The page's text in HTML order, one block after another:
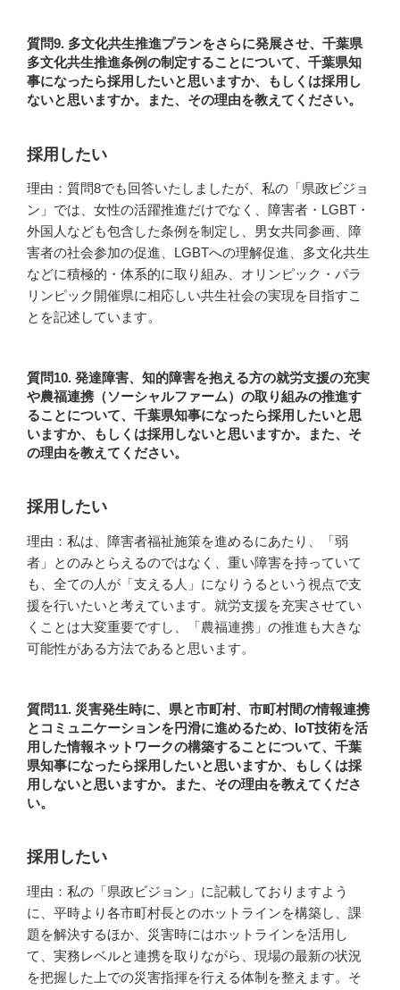
質問9. 多文化共生推進プランをさらに発展させ、千葉県
多文化共生推進条例の制定することについて、千葉県知
事になったら採用したいと思いますか、もしくは採用し
ないと思いますか。また、その理由を教えてください。
採用したい
理由：質問8でも回答いたしましたが、私の「県政ビジョ
ン」では、女性の活躍推進だけでなく、障害者・LGBT・
外国人なども包含した条例を制定し、男女共同参画、障
害者の社会参加の促進、LGBTへの理解促進、多文化共生
などに積極的・体系的に取り組み、オリンピック・パラ
リンピック開催県に相応しい共生社会の実現を目指すこ
とを記述しています。
質問10. 発達障害、知的障害を抱える方の就労支援の充実
や農福連携（ソーシャルファーム）の取り組みの推進す
ることについて、千葉県知事になったら採用したいと思
いますか、もしくは採用しないと思いますか。また、そ
の理由を教えてください。
採用したい
理由：私は、障害者福祉施策を進めるにあたり、「弱
者」とのみとらえるのではなく、重い障害を持っていて
も、全ての人が「支える人」になりうるという視点で支
援を行いたいと考えています。就労支援を充実させてい
くことは大変重要ですし、「農福連携」の推進も大きな
可能性がある方法であると思います。
質問11. 災害発生時に、県と市町村、市町村間の情報連携
とコミュニケーションを円滑に進めるため、IoT技術を活
用した情報ネットワークの構築することについて、千葉
県知事になったら採用したいと思いますか、もしくは採
用しないと思いますか。また、その理由を教えてくださ
い。
採用したい
理由：私の「県政ビジョン」に記載しておりますよう
に、平時より各市町村長とのホットラインを構築し、課
題を解決するほか、災害時にはホットラインを活用し
て、実務レベルと連携を取りながら、現場の最新の状況
を把握した上での災害指揮を行える体制を整えます。そ